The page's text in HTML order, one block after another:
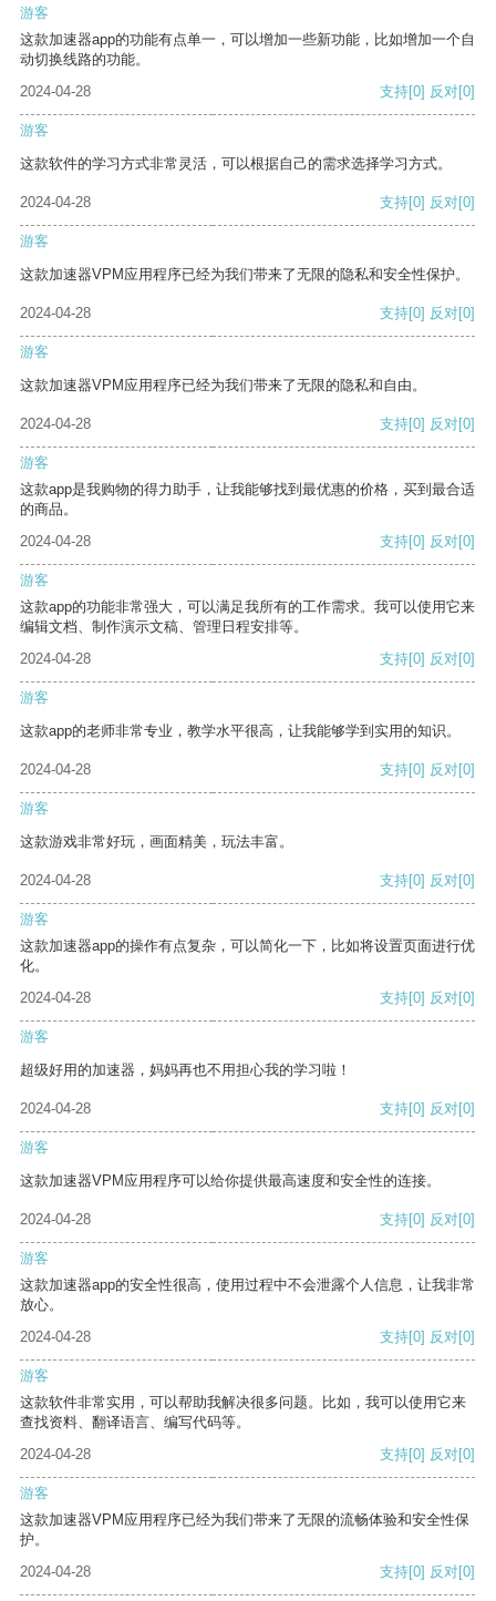
游客
这款加速器app的功能有点单一，可以增加一些新功能，比如增加一个自
动切换线路的功能。
2024-04-28
支持[0] 反对[0]
游客
这款软件的学习方式非常灵活，可以根据自己的需求选择学习方式。
2024-04-28 支持[0] 反对[0]
游客
这款加速器VPM应用程序已经为我们带来了无限的隐私和安全性保护。
2024-04-28 支持[0] 反对[0]
游客
这款加速器VPM应用程序已经为我们带来了无限的隐私和自由。
2024-04-28 支持[0] 反对[0]
游客
这款app是我购物的得力助手，让我能够找到最优惠的价格，买到最合适
的商品。
2024-04-28
支持[0] 反对[0]
游客
这款app的功能非常强大，可以满足我所有的工作需求。我可以使用它来
编辑文档、制作演示文稿、管理日程安排等。
2024-04-28
支持[0] 反对[0]
游客
这款app的老师非常专业，教学水平很高，让我能够学到实用的知识。
2024-04-28 支持[0] 反对[0]
游客
这款游戏非常好玩，画面精美，玩法丰富。
2024-04-28 支持[0] 反对[0]
游客
这款加速器app的操作有点复杂，可以简化一下，比如将设置页面进行优
化。
2024-04-28
支持[0] 反对[0]
游客
超级好用的加速器，妈妈再也不用担心我的学习啦！
2024-04-28 支持[0] 反对[0]
游客
这款加速器VPM应用程序可以给你提供最高速度和安全性的连接。
2024-04-28 支持[0] 反对[0]
游客
这款加速器app的安全性很高，使用过程中不会泄露个人信息，让我非常
放心。
2024-04-28
支持[0] 反对[0]
游客
这款软件非常实用，可以帮助我解决很多问题。比如，我可以使用它来
查找资料、翻译语言、编写代码等。
2024-04-28
支持[0] 反对[0]
游客
这款加速器VPM应用程序已经为我们带来了无限的流畅体验和安全性保
护。
2024-04-28
支持[0] 反对[0]